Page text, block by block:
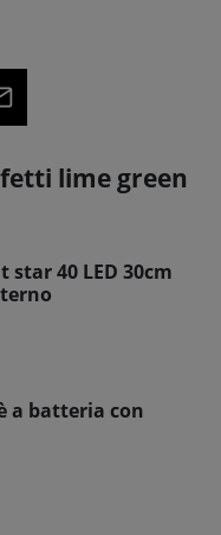
lime green
40 LED 30cm
a batteria con